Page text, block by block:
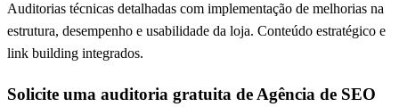
Auditorias técnicas detalhadas com implementação de melhorias na
estrutura, desempenho e usabilidade da loja. Conteúdo estratégico e
link building integrados.
Solicite uma auditoria gratuita de Agência de SEO